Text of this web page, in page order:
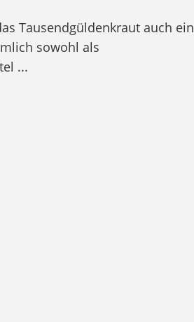
Tausendgüldenkraut auch ein
sowohl als
...